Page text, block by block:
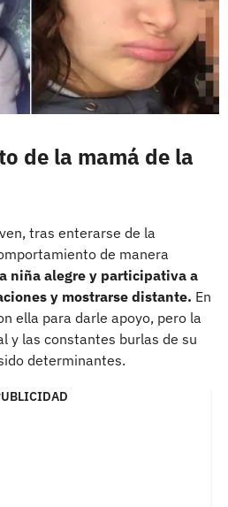
de la mamá de la
tras enterarse de la
de manera
niña alegre y participativa a
y mostrarse distante. En
ella para darle apoyo, pero la
y las constantes burlas de su
determinantes.